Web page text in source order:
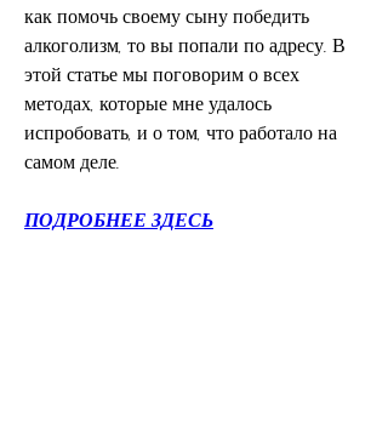
как помочь своему сыну победить
алкоголизм, то вы попали по адресу. В
этой статье мы поговорим о всех
методах, которые мне удалось
испробовать, и о том, что работало на
самом деле.
ПОДРОБНЕЕ ЗДЕСЬ